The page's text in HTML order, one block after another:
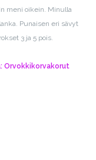
meni oikein. Minulla
Punaisen eri sävyt
3 ja 5 pois.
Orvokkikorvakorut